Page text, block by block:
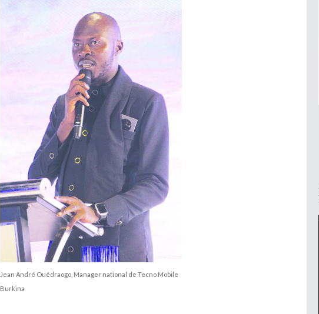
Jean André Ouédraogo, Manager national de Tecno Mobile
Burkina